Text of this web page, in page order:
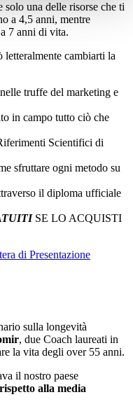
solo una delle risorse che ti
a 4,5 anni, mentre
7 anni di vita.
letteralmente cambiarti la
truffe del marketing e
in campo tutto ciò che
Scientifici di
sfruttare ogni metodo su
il diploma ufficiale
SE LO ACQUISTI
di Presentazione
sulla longevità
, due Coach laureati in
la vita degli over 55 anni.
il nostro paese
alla media